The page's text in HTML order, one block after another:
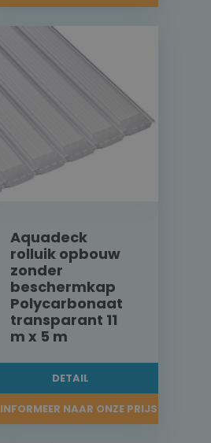
Aquadeck
rolluik opbouw
zonder
beschermkap
Polycarbonaat
transparant 11
m x 5 m
DETAIL
INFORMEER NAAR ONZE PRIJS